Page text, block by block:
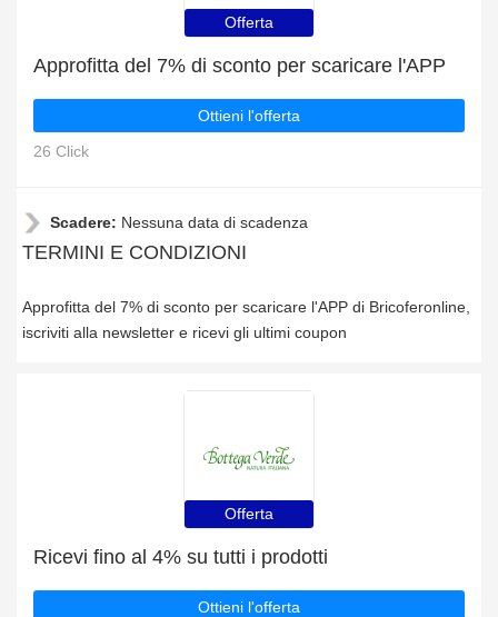
Offerta
Approfitta del 7% di sconto per scaricare l'APP
Ottieni l'offerta
26 Click
Scadere: Nessuna data di scadenza
TERMINI E CONDIZIONI
Approfitta del 7% di sconto per scaricare l'APP di Bricoferonline,
iscriviti alla newsletter e ricevi gli ultimi coupon
Offerta
Ricevi fino al 4% su tutti i prodotti
Ottieni l'offerta